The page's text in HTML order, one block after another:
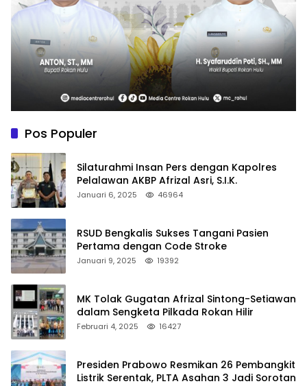
Pos Populer
Silaturahmi Insan Pers dengan Kapolres
Pelalawan AKBP Afrizal Asri, S.I.K.
Januari 6, 2025 46964
RSUD Bengkalis Sukses Tangani Pasien
Pertama dengan Code Stroke
Januari 9, 2025 19392
MK Tolak Gugatan Afrizal Sintong-Setiawan
dalam Sengketa Pilkada Rokan Hilir
Februari 4, 2025 16427
Presiden Prabowo Resmikan 26 Pembangkit
Listrik Serentak, PLTA Asahan 3 Jadi Sorotan